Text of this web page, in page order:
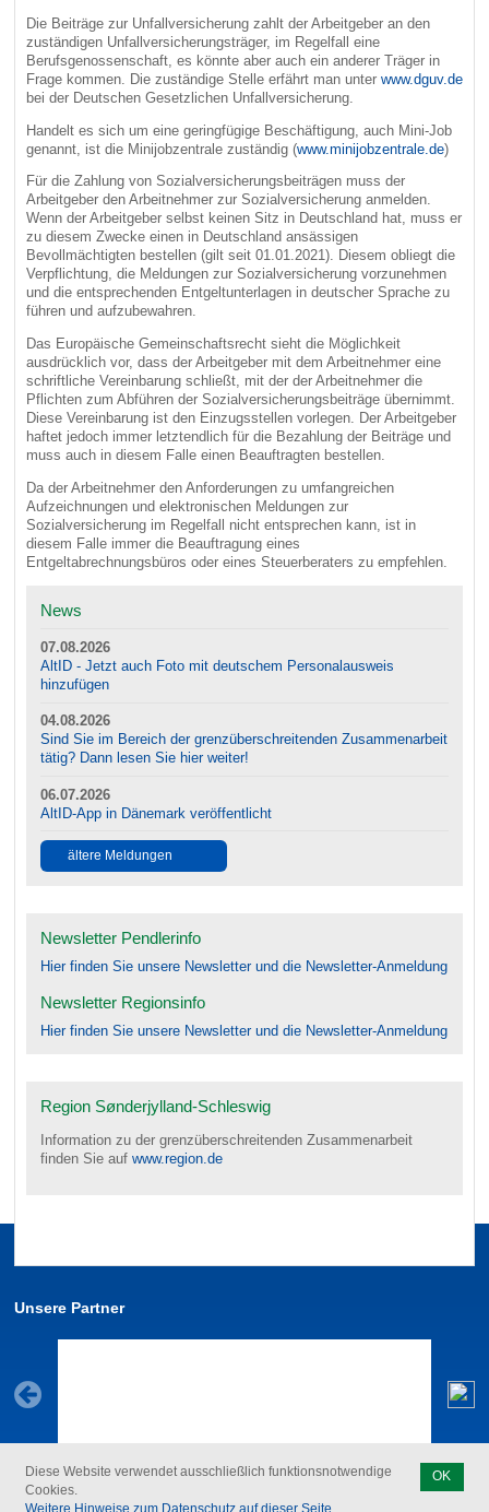
Die Beiträge zur Unfallversicherung zahlt der Arbeitgeber an den
zuständigen Unfallversicherungsträger, im Regelfall eine
Berufsgenossenschaft, es könnte aber auch ein anderer Träger in
Frage kommen. Die zuständige Stelle erfährt man unter www.dguv.de
bei der Deutschen Gesetzlichen Unfallversicherung.
Handelt es sich um eine geringfügige Beschäftigung, auch Mini-Job
genannt, ist die Minijobzentrale zuständig (www.minijobzentrale.de)
Für die Zahlung von Sozialversicherungsbeiträgen muss der
Arbeitgeber den Arbeitnehmer zur Sozialversicherung anmelden.
Wenn der Arbeitgeber selbst keinen Sitz in Deutschland hat, muss er
zu diesem Zwecke einen in Deutschland ansässigen
Bevollmächtigten bestellen (gilt seit 01.01.2021). Diesem obliegt die
Verpflichtung, die Meldungen zur Sozialversicherung vorzunehmen
und die entsprechenden Entgeltunterlagen in deutscher Sprache zu
führen und aufzubewahren.
Das Europäische Gemeinschaftsrecht sieht die Möglichkeit
ausdrücklich vor, dass der Arbeitgeber mit dem Arbeitnehmer eine
schriftliche Vereinbarung schließt, mit der der Arbeitnehmer die
Pflichten zum Abführen der Sozialversicherungsbeiträge übernimmt.
Diese Vereinbarung ist den Einzugsstellen vorlegen. Der Arbeitgeber
haftet jedoch immer letztendlich für die Bezahlung der Beiträge und
muss auch in diesem Falle einen Beauftragten bestellen.
Da der Arbeitnehmer den Anforderungen zu umfangreichen
Aufzeichnungen und elektronischen Meldungen zur
Sozialversicherung im Regelfall nicht entsprechen kann, ist in
diesem Falle immer die Beauftragung eines
Entgeltabrechnungsbüros oder eines Steuerberaters zu empfehlen.
News
07.08.2026
AltID - Jetzt auch Foto mit deutschem Personalausweis
hinzufügen
04.08.2026
Sind Sie im Bereich der grenzüberschreitenden Zusammenarbeit
tätig? Dann lesen Sie hier weiter!
06.07.2026
AltID-App in Dänemark veröffentlicht
ältere Meldungen
Newsletter Pendlerinfo
Hier finden Sie unsere Newsletter und die Newsletter-Anmeldung
Newsletter Regionsinfo
Hier finden Sie unsere Newsletter und die Newsletter-Anmeldung
Region Sønderjylland-Schleswig
Information zu der grenzüberschreitenden Zusammenarbeit
finden Sie auf www.region.de
Unsere Partner
Kontakt Feedback zur Barrierefreiheit Datenschutz
OK
Diese Website verwendet ausschließlich funktionsnotwendige
Cookies.
Weitere Hinweise zum Datenschutz auf dieser Seite